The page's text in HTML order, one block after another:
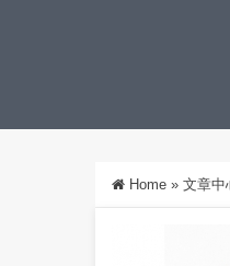
Home » 文章中